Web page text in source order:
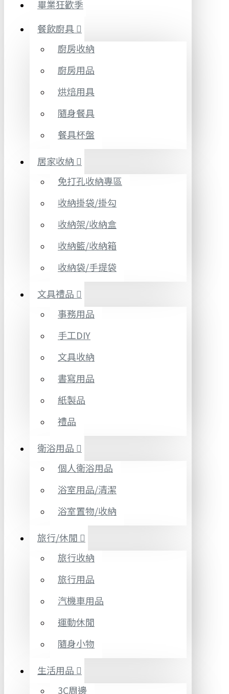
畢業狂歡季
餐飲廚具
廚房收納
廚房用品
烘焙用具
隨身餐具
餐具杯盤
居家收納
免打孔收納專區
收納掛袋/掛勾
收納架/收納盒
收納籃/收納箱
收納袋/手提袋
文具禮品
事務用品
手工DIY
文具收納
書寫用品
紙製品
禮品
衛浴用品
個人衛浴用品
浴室用品/清潔
浴室置物/收納
旅行/休閒
旅行收納
旅行用品
汽機車用品
運動休閒
隨身小物
生活用品
3C周邊